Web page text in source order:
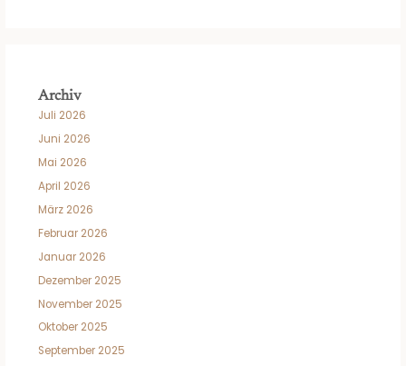
Archiv
Juli 2026
Juni 2026
Mai 2026
April 2026
März 2026
Februar 2026
Januar 2026
Dezember 2025
November 2025
Oktober 2025
September 2025